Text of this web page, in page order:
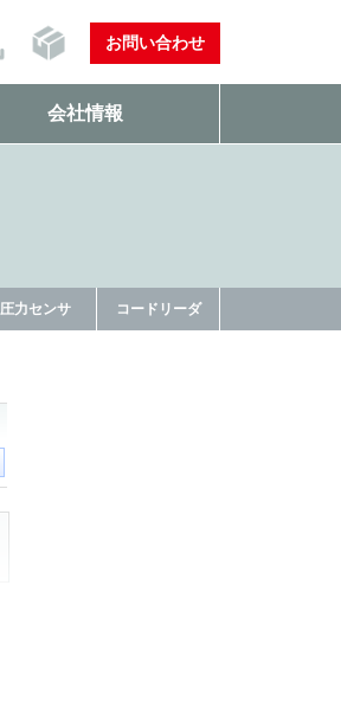
お問い合わせ
会社情報
圧力センサ コードリーダ